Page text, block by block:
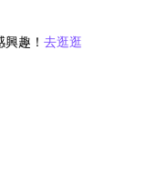
趣！ 去逛逛